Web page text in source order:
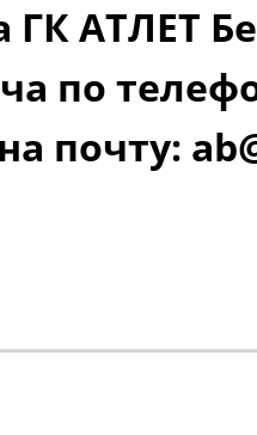
АТЛЕТ
по
почту: